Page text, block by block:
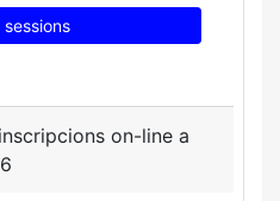
sessions
on-line a